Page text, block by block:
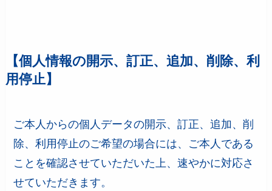
【個人情報の開示、訂正、追加、削除、利
用停止】
ご本人からの個人データの開示、訂正、追加、削
除、利用停止のご希望の場合には、ご本人である
ことを確認させていただいた上、速やかに対応さ
せていただきます。